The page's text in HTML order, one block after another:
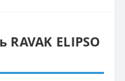
ELIPSO